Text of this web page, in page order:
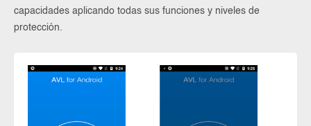
capacidades aplicando todas sus funciones y niveles de
protección.